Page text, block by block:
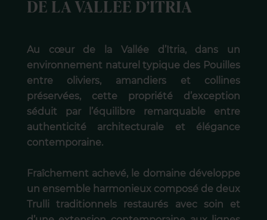
DE LA VALLÉE D’ITRIA
Au cœur de la Vallée d’Itria, dans un
environnement naturel typique des Pouilles
entre oliviers, amandiers et collines
préservées, cette propriété d’exception
séduit par l’équilibre remarquable entre
authenticité architecturale et élégance
contemporaine.
Fraîchement achevé, le domaine développe
un ensemble harmonieux composé de deux
Trulli traditionnels restaurés avec soin et